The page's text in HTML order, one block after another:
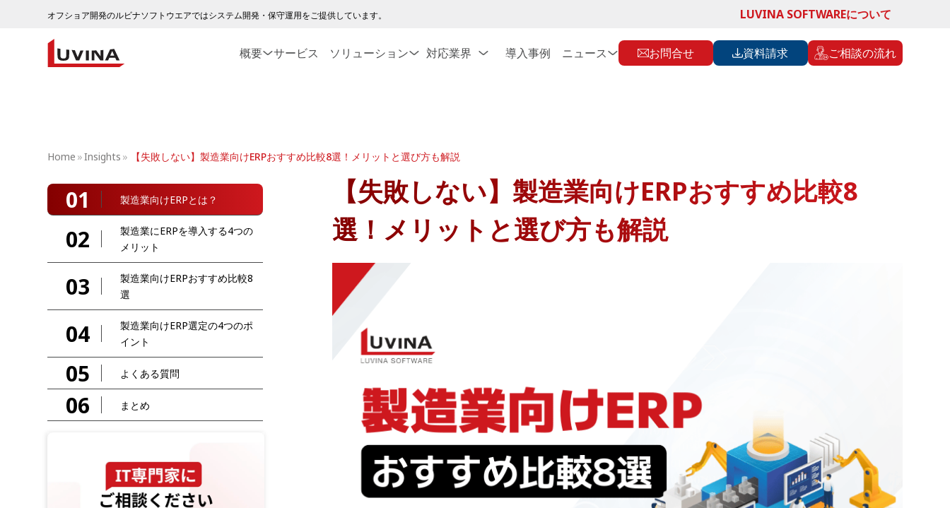
オフショア開発のルビナソフトウエアではシステム開発・保守運用をご提供しています。 LUVINA SOFTWAREについて
概要 サービス ソリューション 対応業界 導入事例 ニュース お問合せ 資料請求 ご相談の流れ
Home »Insights » 【失敗しない】製造業向けERPおすすめ比較8選！メリットと選び方も解説
01 製造業向けERPとは？
02
製造業にERPを導入する4つの
メリット
03
製造業向けERPおすすめ比較8
選
04
製造業向けERP選定の4つのポ
イント
05 よくある質問
06 まとめ
【失敗しない】製造業向けERPおすすめ比較8
選！メリットと選び方も解説